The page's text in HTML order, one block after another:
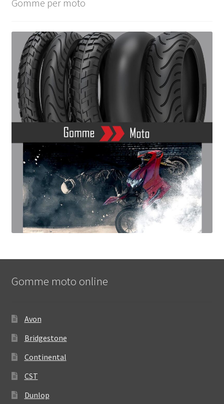
Gomme per moto
Gomme moto online
Avon
Bridgestone
Continental
CST
Dunlop